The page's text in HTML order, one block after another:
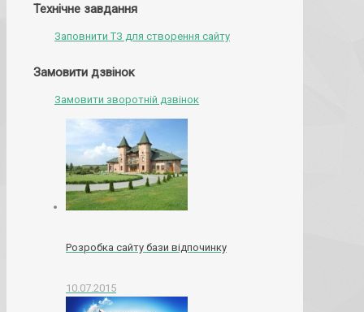
Технічне завдання
Заповнити ТЗ для створення сайту
Замовити дзвінок
Замовити зворотній дзвінок
Розробка сайту бази відпочинку
10.07.2015